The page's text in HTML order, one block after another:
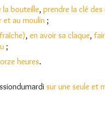
bouteille, prendre la clé des
et au moulin ;
, en avoir sa claque,
;
heures.
sur une seule et